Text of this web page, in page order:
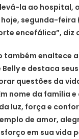
la ao hospital,
segunda-feira
encefálica”, diz
também enaltece
e destaca
questões da
nome da família
luz, força e
de amor,
em sua vida